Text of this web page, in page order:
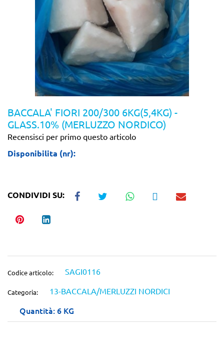
BACCALA' FIORI 200/300 6KG(5,4KG) -
GLASS.10% (MERLUZZO NORDICO)
Recensisci per primo questo articolo
Disponibilita (nr):
CONDIVIDI SU:
Codice articolo: SAGI0116
Categoria: 13-BACCALA/MERLUZZI NORDICI
Quantità: 6 KG